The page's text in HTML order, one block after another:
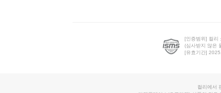
[인증범위] 컬리
(심사받지 않은
[유효기간]
컬리에서